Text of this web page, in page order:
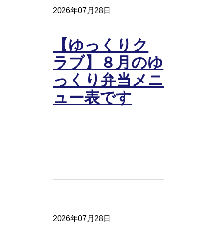
2026年07月28日
【ゆっくりク
ラブ】８月のゆ
っくり弁当メニ
ュー表です
2026年07月28日